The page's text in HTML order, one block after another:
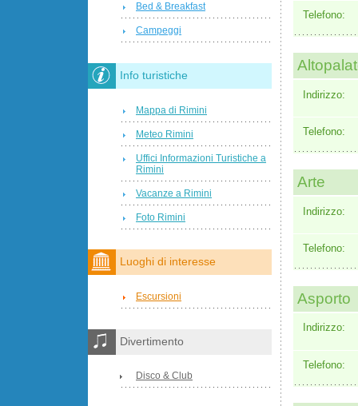
Telefono:
Indirizzo:
Telefono:
Arte
Indirizzo:
Telefono:
Asporto
Indirizzo:
Telefono:
Bed & Breakfast
Campeggi
Info turistiche
Mappa di Rimini
Meteo Rimini
Uffici Informazioni Turistiche a
Rimini
Vacanze a Rimini
Foto Rimini
Luoghi di interesse
Escursioni
Divertimento
Disco & Club